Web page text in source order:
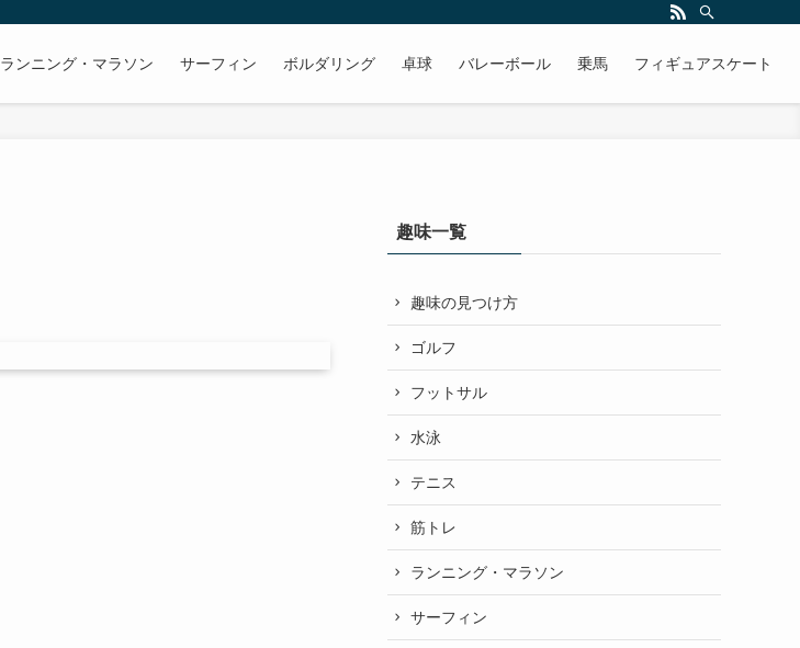
ランニング・マラソン サーフィン ボルダリング 卓球 バレーボール 乗馬 フィギュアスケート
趣味一覧
趣味の見つけ方
ゴルフ
フットサル
水泳
テニス
筋トレ
ランニング・マラソン
サーフィン